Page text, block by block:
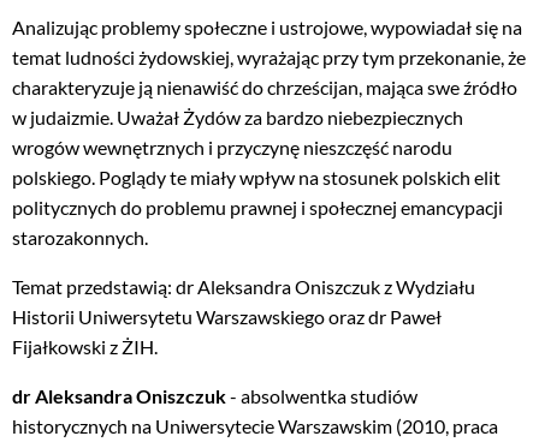
Analizując problemy społeczne i ustrojowe, wypowiadał się na
temat ludności żydowskiej, wyrażając przy tym przekonanie, że
charakteryzuje ją nienawiść do chrześcijan, mająca swe źródło
w judaizmie. Uważał Żydów za bardzo niebezpiecznych
wrogów wewnętrznych i przyczynę nieszczęść narodu
polskiego. Poglądy te miały wpływ na stosunek polskich elit
politycznych do problemu prawnej i społecznej emancypacji
starozakonnych.
Temat przedstawią: dr Aleksandra Oniszczuk z Wydziału
Historii Uniwersytetu Warszawskiego oraz dr Paweł
Fijałkowski z ŻIH.
dr Aleksandra Oniszczuk- absolwentka studiów
historycznych na Uniwersytecie Warszawskim (2010, praca